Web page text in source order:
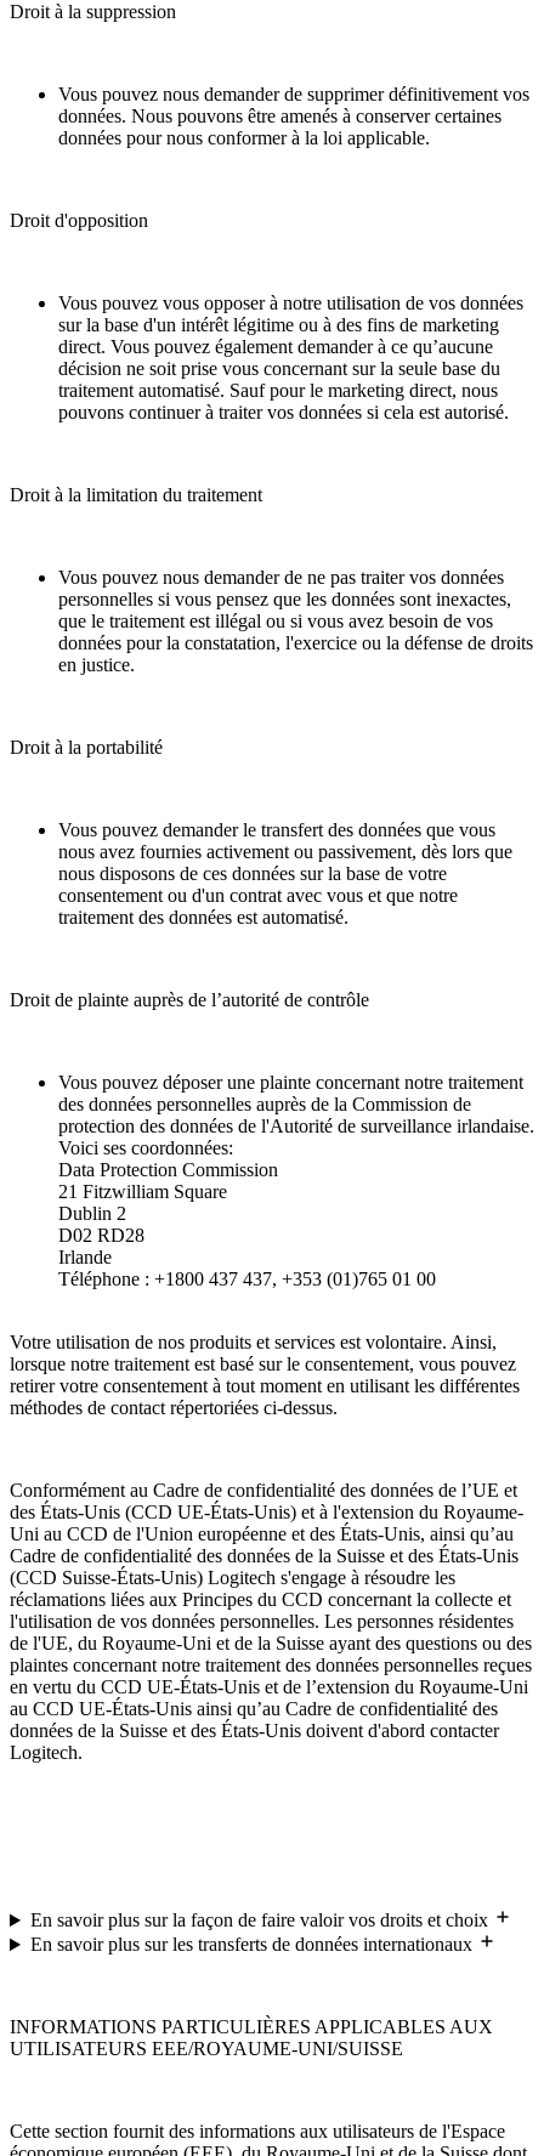
Droit à la suppression
Vous pouvez nous demander de supprimer définitivement vos
données. Nous pouvons être amenés à conserver certaines
données pour nous conformer à la loi applicable.
Droit d'opposition
Vous pouvez vous opposer à notre utilisation de vos données
sur la base d'un intérêt légitime ou à des fins de marketing
direct. Vous pouvez également demander à ce qu’aucune
décision ne soit prise vous concernant sur la seule base du
traitement automatisé. Sauf pour le marketing direct, nous
pouvons continuer à traiter vos données si cela est autorisé.
Droit à la limitation du traitement
Vous pouvez nous demander de ne pas traiter vos données
personnelles si vous pensez que les données sont inexactes,
que le traitement est illégal ou si vous avez besoin de vos
données pour la constatation, l'exercice ou la défense de droits
en justice.
Droit à la portabilité
Vous pouvez demander le transfert des données que vous
nous avez fournies activement ou passivement, dès lors que
nous disposons de ces données sur la base de votre
consentement ou d'un contrat avec vous et que notre
traitement des données est automatisé.
Droit de plainte auprès de l’autorité de contrôle
Vous pouvez déposer une plainte concernant notre traitement
des données personnelles auprès de la Commission de
protection des données de l'Autorité de surveillance irlandaise.
Voici ses coordonnées:
Data Protection Commission
21 Fitzwilliam Square
Dublin 2
D02 RD28
Irlande
Téléphone : +1800 437 437, +353 (01)765 01 00
Votre utilisation de nos produits et services est volontaire. Ainsi,
lorsque notre traitement est basé sur le consentement, vous pouvez
retirer votre consentement à tout moment en utilisant les différentes
méthodes de contact répertoriées ci-dessus.
Conformément au Cadre de confidentialité des données de l’UE et
des États-Unis (CCD UE-États-Unis) et à l'extension du Royaume-
Uni au CCD de l'Union européenne et des États-Unis, ainsi qu’au
Cadre de confidentialité des données de la Suisse et des États-Unis
(CCD Suisse-États-Unis) Logitech s'engage à résoudre les
réclamations liées aux Principes du CCD concernant la collecte et
l'utilisation de vos données personnelles. Les personnes résidentes
de l'UE, du Royaume-Uni et de la Suisse ayant des questions ou des
plaintes concernant notre traitement des données personnelles reçues
en vertu du CCD UE-États-Unis et de l’extension du Royaume-Uni
au CCD UE-États-Unis ainsi qu’au Cadre de confidentialité des
données de la Suisse et des États-Unis doivent d'abord contacter
Logitech.
En savoir plus sur la façon de faire valoir vos droits et choix
En savoir plus sur les transferts de données internationaux
INFORMATIONS PARTICULIÈRES APPLICABLES AUX
UTILISATEURS EEE/ROYAUME-UNI/SUISSE
Cette section fournit des informations aux utilisateurs de l'Espace